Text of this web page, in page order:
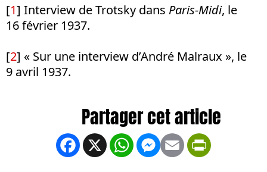
[1] Interview de Trotsky dans Paris-Midi, le
16 février 1937.
[2] « Sur une interview d’André Malraux », le
9 avril 1937.
Facebook
X WhatsApp
Messenger
Email